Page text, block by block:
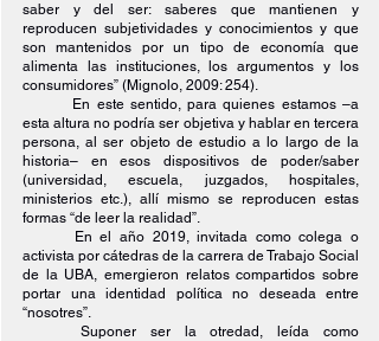
saber y del ser: saberes que mantienen y
reproducen subjetividades y conocimientos y que
son mantenidos por un tipo de economía que
alimenta las instituciones, los argumentos y los
consumidores” (Mignolo, 2009: 254).
En este sentido, para quienes estamos –a
esta altura no podría ser objetiva y hablar en tercera
persona, al ser objeto de estudio a lo largo de la
historia– en esos dispositivos de poder/saber
(universidad, escuela, juzgados, hospitales,
ministerios etc.), allí mismo se reproducen estas
formas “de leer la realidad”.
En el año 2019, invitada como colega o
activista por cátedras de la carrera de Trabajo Social
de la UBA, emergieron relatos compartidos sobre
portar una identidad política no deseada entre
“nosotres”.